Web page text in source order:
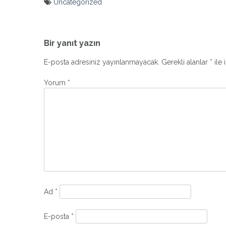
Uncategorized
gezinmesi
Bir yanıt yazın
E-posta adresiniz yayınlanmayacak. Gerekli alanlar * ile
Yorum *
Ad *
E-posta *